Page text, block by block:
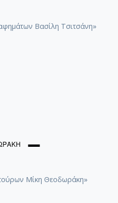
Βασίλη Τσιτσάνη»
Μίκη Θεοδωράκη»